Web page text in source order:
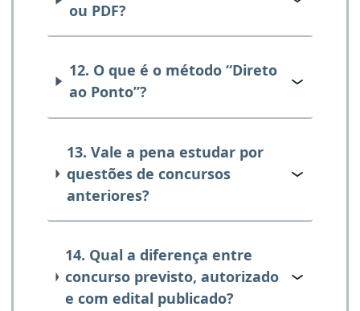
ou PDF?
12. O que é o método “Direto
ao Ponto”?
13. Vale a pena estudar por
questões de concursos
anteriores?
14. Qual a diferença entre
concurso previsto, autorizado
e com edital publicado?